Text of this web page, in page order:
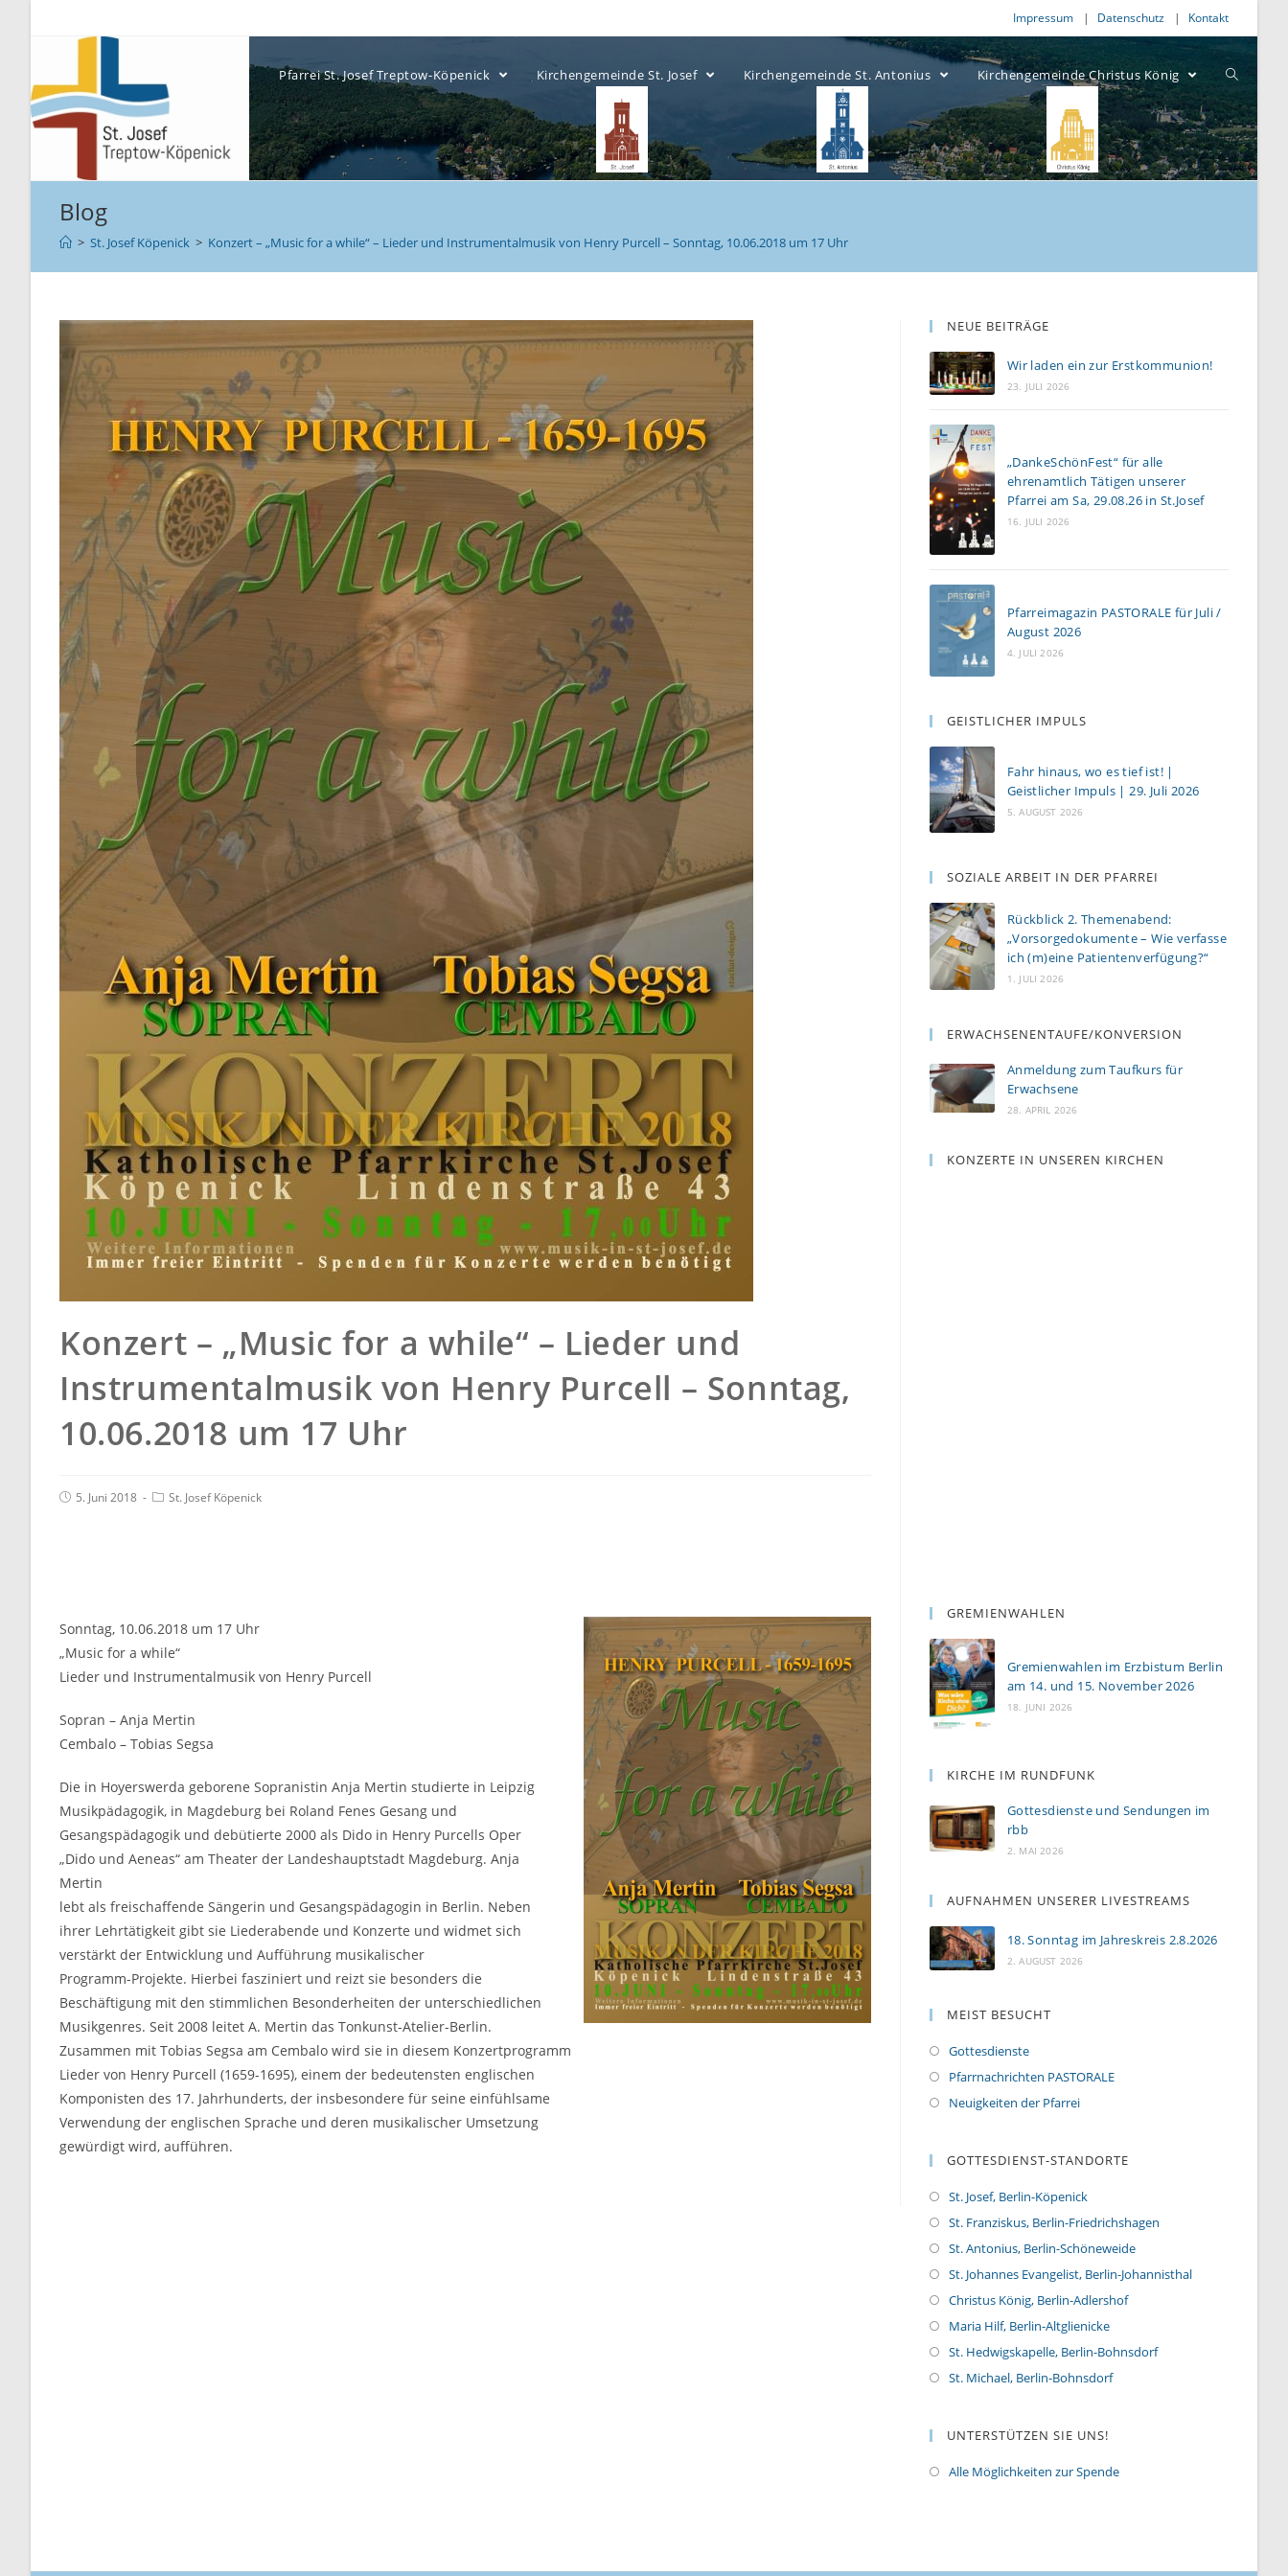
Impressum Datenschutz Kontakt
Pfarrei St. Josef Treptow-Köpenick Kirchengemeinde St. Josef Kirchengemeinde St. Antonius Kirchengemeinde Christus König
Blog
> St. Josef Köpenick > Konzert – „Music for a while“ – Lieder und Instrumentalmusik von Henry Purcell – Sonntag, 10.06.2018 um 17 Uhr
Konzert – „Music for a while“ – Lieder und
Instrumentalmusik von Henry Purcell – Sonntag,
10.06.2018 um 17 Uhr
5. Juni 2018 St. Josef Köpenick
Sonntag, 10.06.2018 um 17 Uhr
„Music for a while“
Lieder und Instrumentalmusik von Henry Purcell
Sopran – Anja Mertin
Cembalo – Tobias Segsa
Die in Hoyerswerda geborene Sopranistin Anja Mertin studierte in Leipzig
Musikpädagogik, in Magdeburg bei Roland Fenes Gesang und
Gesangspädagogik und debütierte 2000 als Dido in Henry Purcells Oper
„Dido und Aeneas“ am Theater der Landeshauptstadt Magdeburg. Anja
Mertin
lebt als freischaffende Sängerin und Gesangspädagogin in Berlin. Neben
ihrer Lehrtätigkeit gibt sie Liederabende und Konzerte und widmet sich
verstärkt der Entwicklung und Aufführung musikalischer
Programm-Projekte. Hierbei fasziniert und reizt sie besonders die
Beschäftigung mit den stimmlichen Besonderheiten der unterschiedlichen
Musikgenres. Seit 2008 leitet A. Mertin das Tonkunst-Atelier-Berlin.
Zusammen mit Tobias Segsa am Cembalo wird sie in diesem Konzertprogramm
Lieder von Henry Purcell (1659-1695), einem der bedeutensten englischen
Komponisten des 17. Jahrhunderts, der insbesondere für seine einfühlsame
Verwendung der englischen Sprache und deren musikalischer Umsetzung
gewürdigt wird, aufführen.
NEUE BEITRÄGE
Wir laden ein zur Erstkommunion!
23. JULI 2026
„DankeSchönFest“ für alle
ehrenamtlich Tätigen unserer
Pfarrei am Sa, 29.08.26 in St.Josef
16. JULI 2026
Pfarreimagazin PASTORALE für Juli /
August 2026
4. JULI 2026
GEISTLICHER IMPULS
Fahr hinaus, wo es tief ist! |
Geistlicher Impuls | 29. Juli 2026
5. AUGUST 2026
SOZIALE ARBEIT IN DER PFARREI
Rückblick 2. Themenabend:
„Vorsorgedokumente – Wie verfasse
ich (m)eine Patientenverfügung?“
1. JULI 2026
ERWACHSENENTAUFE/KONVERSION
Anmeldung zum Taufkurs für
Erwachsene
28. APRIL 2026
KONZERTE IN UNSEREN KIRCHEN
GREMIENWAHLEN
Gremienwahlen im Erzbistum Berlin
am 14. und 15. November 2026
18. JUNI 2026
KIRCHE IM RUNDFUNK
Gottesdienste und Sendungen im
rbb
2. MAI 2026
AUFNAHMEN UNSERER LIVESTREAMS
18. Sonntag im Jahreskreis 2.8.2026
2. AUGUST 2026
MEIST BESUCHT
Gottesdienste
Pfarrnachrichten PASTORALE
Neuigkeiten der Pfarrei
GOTTESDIENST-STANDORTE
St. Josef, Berlin-Köpenick
St. Franziskus, Berlin-Friedrichshagen
St. Antonius, Berlin-Schöneweide
St. Johannes Evangelist, Berlin-Johannisthal
Christus König, Berlin-Adlershof
Maria Hilf, Berlin-Altglienicke
St. Hedwigskapelle, Berlin-Bohnsdorf
St. Michael, Berlin-Bohnsdorf
UNTERSTÜTZEN SIE UNS!
Alle Möglichkeiten zur Spende